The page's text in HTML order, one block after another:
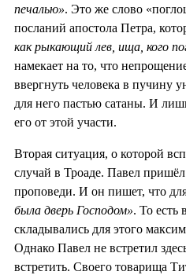
печалью». Это же слово
посланий апостола Петра,
как рыкающий лев, ища, кого
намекает на то, что
ввергнуть человека в пучину
для него пастью сатаны. И
его от этой участи.
Вторая ситуация, о которой
случай в Троаде. Павел пришёл
проповеди. И он пишет, что для
была дверь Господом». То есть
складывались для этого
Однако Павел не встретил
встретить. Своего товарища